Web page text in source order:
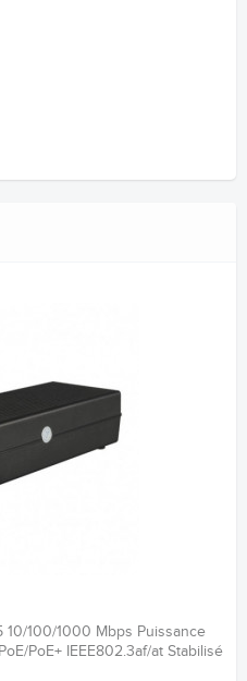
10/100/1000 Mbps Puissance
PoE+ IEEE802.3af/at Stabilisé